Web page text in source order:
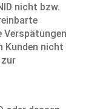
nicht bzw.
Verspätungen
Kunden nicht